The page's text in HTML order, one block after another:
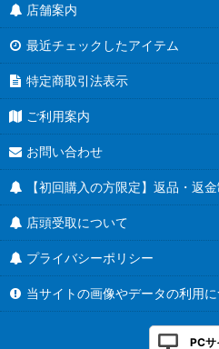
店舗案内
最近チェックしたアイテム
特定商取引法表示
ご利用案内
お問い合わせ
【初回購入の方限定】返品・返
店頭受取について
プライバシーポリシー
当サイトの画像やデータの利用
PCサ